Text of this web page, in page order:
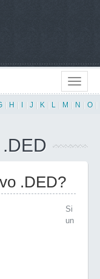
H J K L M N O
.DED?
Si
un